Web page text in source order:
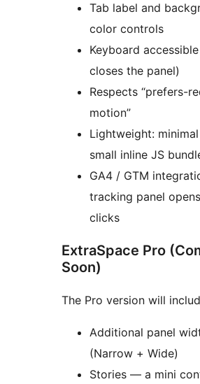
Tab label and
color controls
Keyboard
closes the panel)
Respects “prefers-
motion”
Lightweight:
small inline JS
GA4 / GTM
tracking panel
clicks
ExtraSpace Pro
Soon)
The Pro version will
Additional panel
(Narrow + Wide)
Stories — a mini